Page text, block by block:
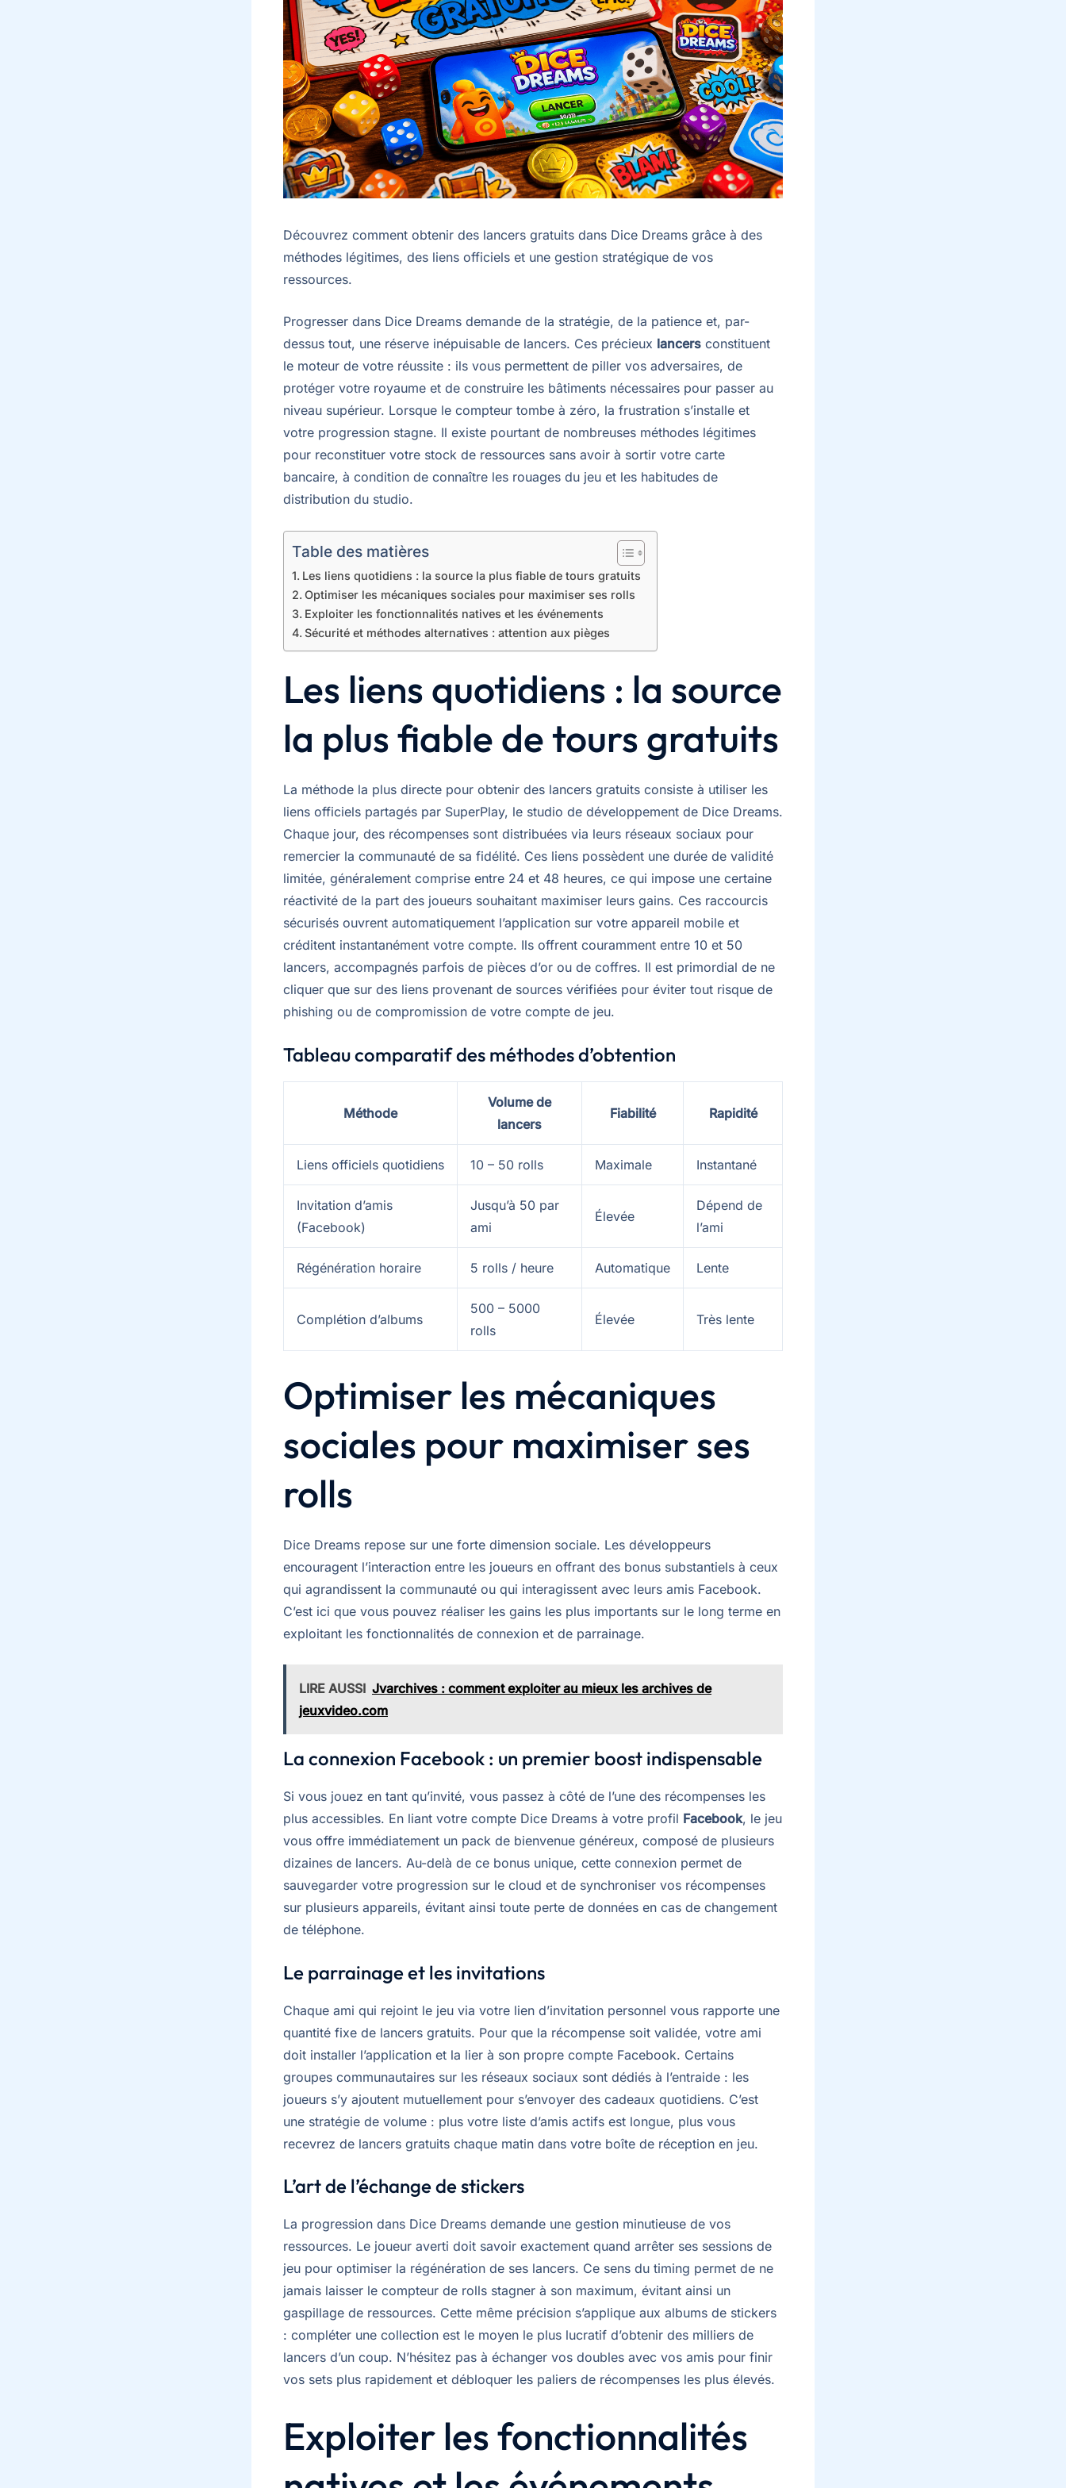
Découvrez comment obtenir des lancers gratuits dans Dice Dreams grâce à des
méthodes légitimes, des liens officiels et une gestion stratégique de vos
ressources.
Progresser dans Dice Dreams demande de la stratégie, de la patience et, par-
dessus tout, une réserve inépuisable de lancers. Ces précieux lancers constituent
le moteur de votre réussite : ils vous permettent de piller vos adversaires, de
protéger votre royaume et de construire les bâtiments nécessaires pour passer au
niveau supérieur. Lorsque le compteur tombe à zéro, la frustration s’installe et
votre progression stagne. Il existe pourtant de nombreuses méthodes légitimes
pour reconstituer votre stock de ressources sans avoir à sortir votre carte
bancaire, à condition de connaître les rouages du jeu et les habitudes de
distribution du studio.
Table des matières
Les liens quotidiens : la source la plus fiable de tours gratuits
Optimiser les mécaniques sociales pour maximiser ses rolls
Exploiter les fonctionnalités natives et les événements
Sécurité et méthodes alternatives : attention aux pièges
Les liens quotidiens : la source
la plus fiable de tours gratuits
La méthode la plus directe pour obtenir des lancers gratuits consiste à utiliser les
liens officiels partagés par SuperPlay, le studio de développement de Dice Dreams.
Chaque jour, des récompenses sont distribuées via leurs réseaux sociaux pour
remercier la communauté de sa fidélité. Ces liens possèdent une durée de validité
limitée, généralement comprise entre 24 et 48 heures, ce qui impose une certaine
réactivité de la part des joueurs souhaitant maximiser leurs gains. Ces raccourcis
sécurisés ouvrent automatiquement l’application sur votre appareil mobile et
créditent instantanément votre compte. Ils offrent couramment entre 10 et 50
lancers, accompagnés parfois de pièces d’or ou de coffres. Il est primordial de ne
cliquer que sur des liens provenant de sources vérifiées pour éviter tout risque de
phishing ou de compromission de votre compte de jeu.
Tableau comparatif des méthodes d’obtention
Méthode
Volume de
lancers
Fiabilité Rapidité
Liens officiels quotidiens 10 – 50 rolls Maximale Instantané
Invitation d’amis
(Facebook)
Jusqu’à 50 par
ami
Élevée
Dépend de
l’ami
Régénération horaire 5 rolls / heure Automatique Lente
Complétion d’albums
500 – 5000
rolls
Élevée Très lente
Optimiser les mécaniques
sociales pour maximiser ses
rolls
Dice Dreams repose sur une forte dimension sociale. Les développeurs
encouragent l’interaction entre les joueurs en offrant des bonus substantiels à ceux
qui agrandissent la communauté ou qui interagissent avec leurs amis Facebook.
C’est ici que vous pouvez réaliser les gains les plus importants sur le long terme en
exploitant les fonctionnalités de connexion et de parrainage.
LIRE AUSSI Jvarchives : comment exploiter au mieux les archives de
jeuxvideo.com
La connexion Facebook : un premier boost indispensable
Si vous jouez en tant qu’invité, vous passez à côté de l’une des récompenses les
plus accessibles. En liant votre compte Dice Dreams à votre profil Facebook, le jeu
vous offre immédiatement un pack de bienvenue généreux, composé de plusieurs
dizaines de lancers. Au-delà de ce bonus unique, cette connexion permet de
sauvegarder votre progression sur le cloud et de synchroniser vos récompenses
sur plusieurs appareils, évitant ainsi toute perte de données en cas de changement
de téléphone.
Le parrainage et les invitations
Chaque ami qui rejoint le jeu via votre lien d’invitation personnel vous rapporte une
quantité fixe de lancers gratuits. Pour que la récompense soit validée, votre ami
doit installer l’application et la lier à son propre compte Facebook. Certains
groupes communautaires sur les réseaux sociaux sont dédiés à l’entraide : les
joueurs s’y ajoutent mutuellement pour s’envoyer des cadeaux quotidiens. C’est
une stratégie de volume : plus votre liste d’amis actifs est longue, plus vous
recevrez de lancers gratuits chaque matin dans votre boîte de réception en jeu.
L’art de l’échange de stickers
La progression dans Dice Dreams demande une gestion minutieuse de vos
ressources. Le joueur averti doit savoir exactement quand arrêter ses sessions de
jeu pour optimiser la régénération de ses lancers. Ce sens du timing permet de ne
jamais laisser le compteur de rolls stagner à son maximum, évitant ainsi un
gaspillage de ressources. Cette même précision s’applique aux albums de stickers
: compléter une collection est le moyen le plus lucratif d’obtenir des milliers de
lancers d’un coup. N’hésitez pas à échanger vos doubles avec vos amis pour finir
vos sets plus rapidement et débloquer les paliers de récompenses les plus élevés.
Exploiter les fonctionnalités